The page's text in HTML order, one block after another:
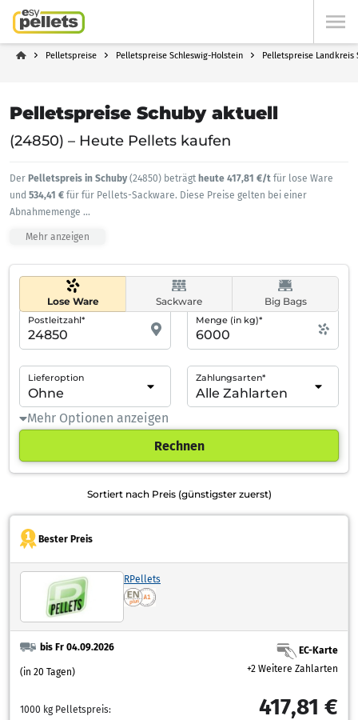
Pelletspreise Pelletspreise Schleswig-Holstein Pelletspreise Landkreis
Pelletspreise Schuby aktuell
(24850) – Heute Pellets kaufen
Der Pelletspreis in Schuby (24850) beträgt heute 417,81 €/t für lose Ware
und 534,41 € für für Pellets-Sackware. Diese Preise gelten bei einer
Abnahmemenge ...
Mehr anzeigen
Lose Ware Sackware Big Bags
Postleitzahl* Menge (in kg)*
Lieferoption Zahlungsarten*
Mehr Optionen anzeigen
Rechnen
Sortiert nach Preis (günstigster zuerst)
Bester Preis
RPellets
bis Fr 04.09.2026
(in 20 Tagen)
EC-Karte
+2 Weitere Zahlarten
1000 kg Pelletspreis: 417,81 €